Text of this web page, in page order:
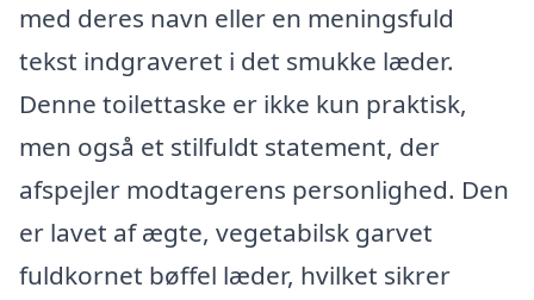
med deres navn eller en meningsfuld
tekst indgraveret i det smukke læder.
Denne toilettaske er ikke kun praktisk,
men også et stilfuldt statement, der
afspejler modtagerens personlighed. Den
er lavet af ægte, vegetabilsk garvet
fuldkornet bøffel læder, hvilket sikrer